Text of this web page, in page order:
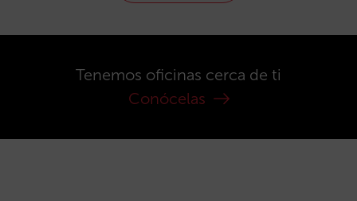
Tenemos oficinas cerca de ti
Conócelas